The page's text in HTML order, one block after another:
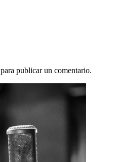
para publicar un comentario.